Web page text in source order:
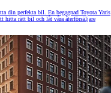
din perfekta bil. En begagnad Toyota Yaris
rätt bil och låt våra återförsäljare